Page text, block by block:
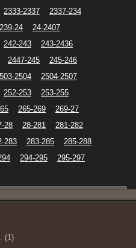
2333-2337
2337-234
239-24
24-2407
242-243
243-2436
2447-245
245-246
2504
2504-2507
252-253
253-255
265-269
269-27
28 28-281
281-282
283
283-285
285-288
294-295
295-297
(1)